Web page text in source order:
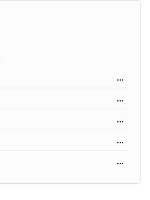
...
...
...
...
...